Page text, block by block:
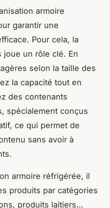
armoire
garantir une
Pour cela, la
joue un rôle clé. En
selon la taille des
la capacité tout en
des contenants
spécialement conçus
ce qui permet de
sans avoir à
armoire réfrigérée, il
produits par catégories
produits laitiers…